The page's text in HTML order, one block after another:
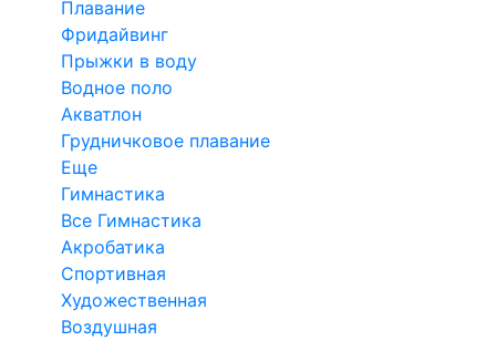
Плавание
Фридайвинг
Прыжки в воду
Водное поло
Акватлон
Грудничковое плавание
Еще
Гимнастика
Все Гимнастика
Акробатика
Спортивная
Художественная
Воздушная